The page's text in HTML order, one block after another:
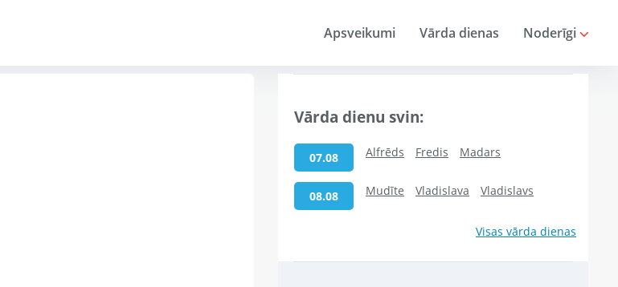
Apsveikumi Vārda dienas Noderīgi
Vārda dienu svin:
07.08 Alfrēds Fredis Madars
08.08 Mudīte Vladislava Vladislavs
Visas vārda dienas